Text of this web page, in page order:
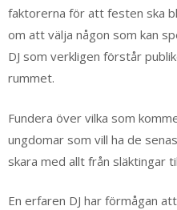
faktorerna för att festen ska
om att välja någon som kan
DJ som verkligen förstår
rummet.
Fundera över vilka som
ungdomar som vill ha de
skara med allt från släktingar
En erfaren DJ har förmågan